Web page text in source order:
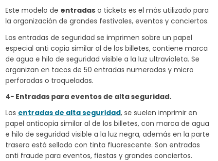
Este modelo de entradaso tickets es el más utilizado para
la organización de grandes festivales, eventos y conciertos.
Las entradas de seguridad se imprimen sobre un papel
especial anti copia similar al de los billetes, contiene marca
de agua e hilo de seguridad visible a la luz ultravioleta. Se
organizan en tacos de 50 entradas numeradas y micro
perforadas o troqueladas.
4- Entradas para eventos de alta seguridad.
Las entradas de alta seguridad, se suelen imprimir en
papel anticopia similar al de los billetes, con marca de agua
e hilo de seguridad visible a la luz negra, además en la parte
trasera está sellado con tinta fluorescente. Son entradas
anti fraude para eventos, fiestas y grandes conciertos.